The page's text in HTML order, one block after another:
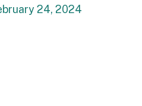
24, 2024